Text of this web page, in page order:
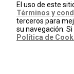
El uso de este
Términos y
terceros para
su navegación.
Política de